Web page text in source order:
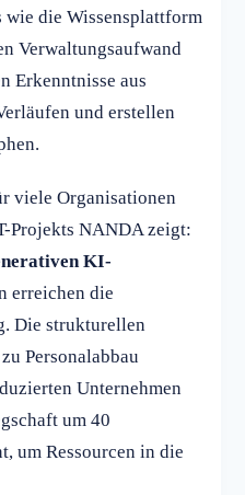
wie die Wissensplattform
Verwaltungsaufwand
Erkenntnisse aus
und erstellen
viele Organisationen
Projekts NANDA zeigt:
KI-
erreichen die
Die strukturellen
Personalabbau
Unternehmen
um 40
um Ressourcen in die